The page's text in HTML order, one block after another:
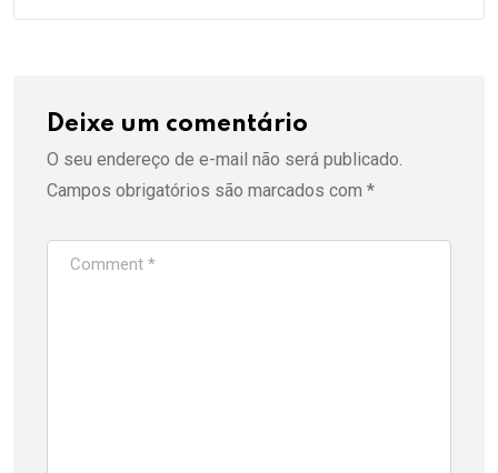
Deixe um comentário
O seu endereço de e-mail não será publicado.
Campos obrigatórios são marcados com *